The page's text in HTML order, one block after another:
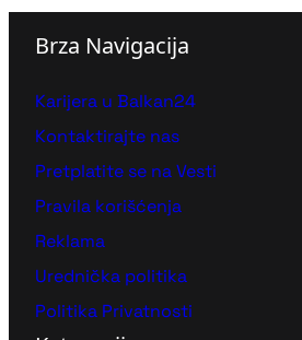
Brza Navigacija
Karijera u Balkan24
Kontaktirajte nas
Pretplatite se na Vesti
Pravila korišćenja
Reklama
Urednička politika
Politika Privatnosti